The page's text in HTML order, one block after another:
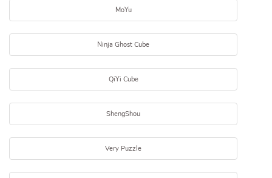
MoYu
Ninja Ghost Cube
QiYi Cube
ShengShou
Very Puzzle